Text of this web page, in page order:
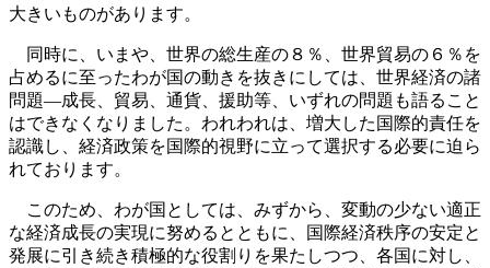
大きいものがあります。
同時に、いまや、世界の総生産の８％、世界貿易の６％を
占めるに至ったわが国の動きを抜きにしては、世界経済の諸
問題—成長、貿易、通貨、援助等、いずれの問題も語ること
はできなくなりました。われわれは、増大した国際的責任を
認識し、経済政策を国際的視野に立って選択する必要に迫ら
れております。
このため、わが国としては、みずから、変動の少ない適正
な経済成長の実現に努めるとともに、国際経済秩序の安定と
発展に引き続き積極的な役割りを果たしつつ、各国に対し、